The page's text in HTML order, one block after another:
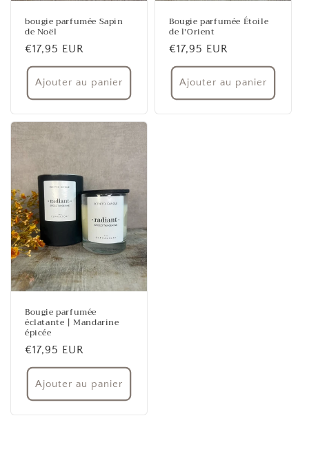
bougie parfumée Sapin
de Noël
Prix
habituel
€17,95 EUR
Ajouter au panier
Bougie parfumée Étoile
de l'Orient
Prix
habituel
€17,95 EUR
Ajouter au panier
Bougie parfumée
éclatante | Mandarine
épicée
Prix
habituel
€17,95 EUR
Ajouter au panier